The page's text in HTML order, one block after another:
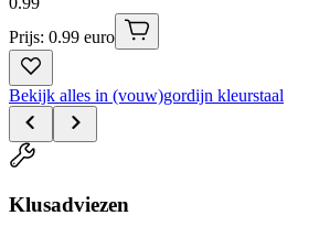
Prijs: 0.99 euro
Bekijk alles in (vouw)gordijn kleurstaal
Klusadviezen